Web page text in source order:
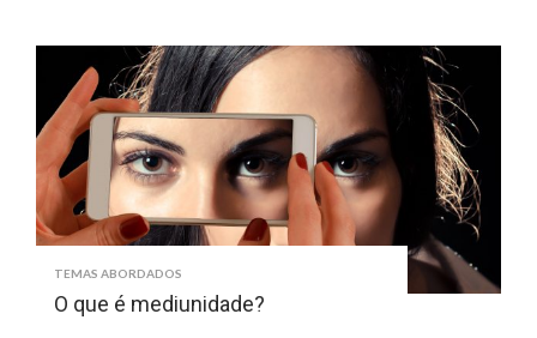
TEMAS ABORDADOS
O que é mediunidade?